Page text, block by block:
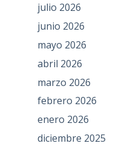
julio 2026
junio 2026
mayo 2026
abril 2026
marzo 2026
febrero 2026
enero 2026
diciembre 2025